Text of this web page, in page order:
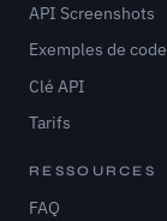
API Screenshots
Exemples de code
Clé API
Tarifs
RESSOURCES
FAQ